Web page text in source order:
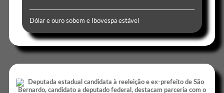
Dólar e ouro sobem e Ibovespa estável